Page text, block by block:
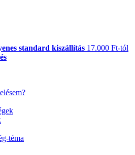
standard kiszállítás 17.000 Ft-tól
téma